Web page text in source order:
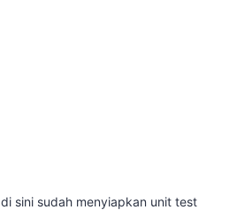
di sini sudah menyiapkan unit test